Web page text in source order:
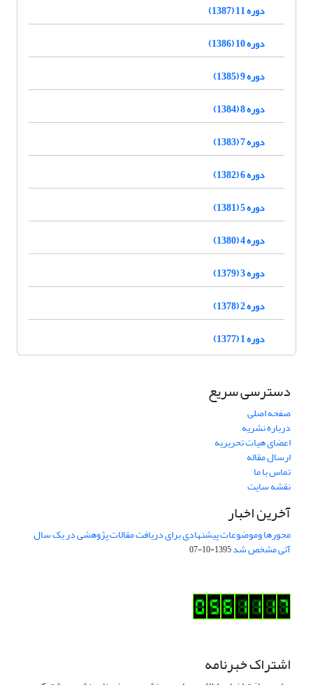
دوره 11 (1387)
دوره 10 (1386)
دوره 9 (1385)
دوره 8 (1384)
دوره 7 (1383)
دوره 6 (1382)
دوره 5 (1381)
دوره 4 (1380)
دوره 3 (1379)
دوره 2 (1378)
دوره 1 (1377)
دسترسی سریع
صفحه اصلی
درباره نشریه
اعضای هیات تحریریه
ارسال مقاله
تماس با ما
نقشه سایت
آخرین اخبار
محورها وموضوعات پیشنهادی برای دریافت مقالات پژوهشی در یک سال
آتی مشخص شد1395-10-07
اشتراک خبرنامه